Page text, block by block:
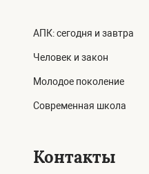
АПК: сегодня и завтра
Человек и закон
Молодое поколение
Современная школа
Контакты